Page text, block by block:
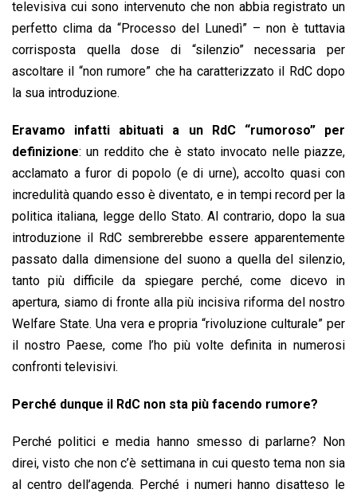
televisiva cui sono intervenuto che non abbia registrato un
perfetto clima da “Processo del Lunedì” – non è tuttavia
corrisposta quella dose di “silenzio” necessaria per
ascoltare il “non rumore” che ha caratterizzato il RdC dopo
la sua introduzione.
Eravamo infatti abituati a un RdC “rumoroso” per
definizione: un reddito che è stato invocato nelle piazze,
acclamato a furor di popolo (e di urne), accolto quasi con
incredulità quando esso è diventato, e in tempi record per la
politica italiana, legge dello Stato. Al contrario, dopo la sua
introduzione il RdC sembrerebbe essere apparentemente
passato dalla dimensione del suono a quella del silenzio,
tanto più difficile da spiegare perché, come dicevo in
apertura, siamo di fronte alla più incisiva riforma del nostro
Welfare State. Una vera e propria “rivoluzione culturale” per
il nostro Paese, come l’ho più volte definita in numerosi
confronti televisivi.
Perché dunque il RdC non sta più facendo rumore?
Perché politici e media hanno smesso di parlarne? Non
direi, visto che non c’è settimana in cui questo tema non sia
al centro dell’agenda. Perché i numeri hanno disatteso le